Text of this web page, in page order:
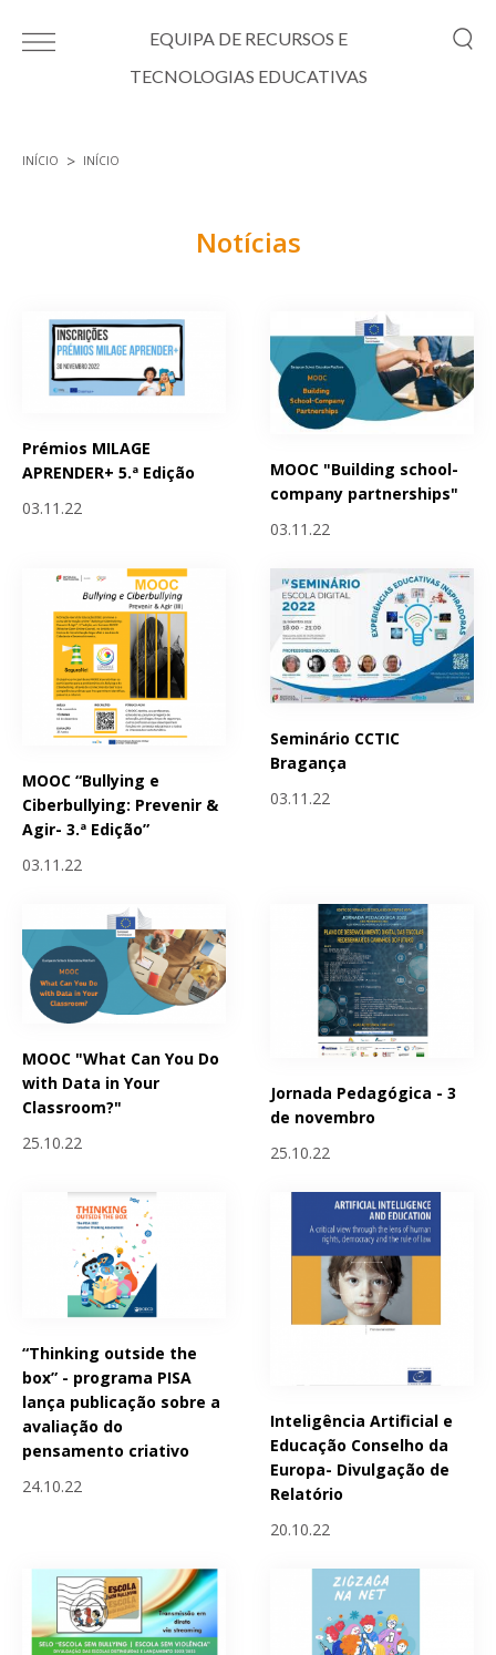
EQUIPA DE RECURSOS E
TECNOLOGIAS EDUCATIVAS
INÍCIO INÍCIO
Notícias
Prémios MILAGE
APRENDER+ 5.ª Edição
03.11.22
MOOC "Building school-
company partnerships"
03.11.22
MOOC “Bullying e
Ciberbullying: Prevenir &
Agir- 3.ª Edição”
03.11.22
Seminário CCTIC
Bragança
03.11.22
MOOC "What Can You Do
with Data in Your
Classroom?"
25.10.22
Jornada Pedagógica - 3
de novembro
25.10.22
“Thinking outside the
box” - programa PISA
lança publicação sobre a
avaliação do
pensamento criativo
24.10.22
Inteligência Artificial e
Educação Conselho da
Europa- Divulgação de
Relatório
20.10.22
Páginas